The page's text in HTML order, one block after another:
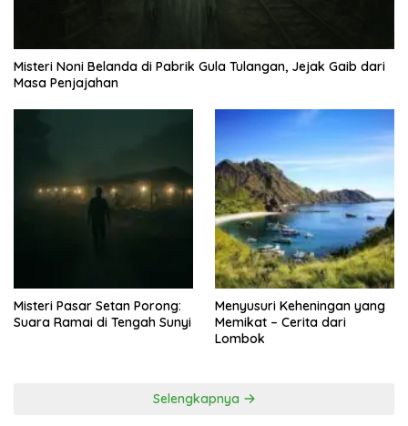
Misteri Noni Belanda di Pabrik Gula Tulangan, Jejak Gaib dari
Masa Penjajahan
Misteri Pasar Setan Porong:
Suara Ramai di Tengah Sunyi
Menyusuri Keheningan yang
Memikat – Cerita dari
Lombok
Selengkapnya